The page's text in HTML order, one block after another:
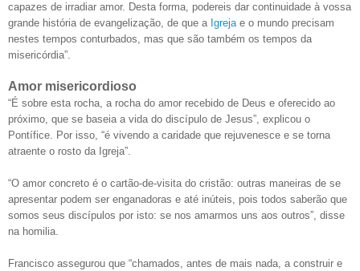
capazes de irradiar amor. Desta forma, podereis dar continuidade à vossa
grande história de evangelização, de que a Igrejae o mundo precisam
nestes tempos conturbados, mas que são também os tempos da
misericórdia”.
Amor misericordioso
“É sobre esta rocha, a rocha do amor recebido de Deus e oferecido ao
próximo, que se baseia a vida do discípulo de Jesus”, explicou o
Pontífice. Por isso, “é vivendo a caridade que rejuvenesce e se torna
atraente o rosto da Igreja”.
“O amor concreto é o cartão-de-visita do cristão: outras maneiras de se
apresentar podem ser enganadoras e até inúteis, pois todos saberão que
somos seus discípulos por isto: se nos amarmos uns aos outros”, disse
na homilia.
Francisco assegurou que “chamados, antes de mais nada, a construir e